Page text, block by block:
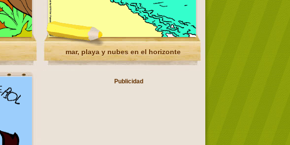
mar, playa y nubes en el horizonte
Publicidad